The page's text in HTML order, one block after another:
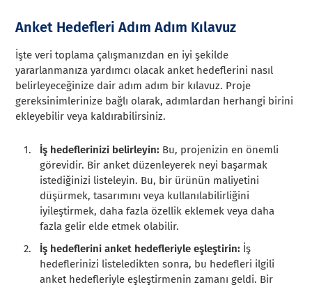
Anket Hedefleri Adım Adım Kılavuz
İşte veri toplama çalışmanızdan en iyi şekilde
yararlanmanıza yardımcı olacak anket hedeflerini nasıl
belirleyeceğinize dair adım adım bir kılavuz. Proje
gereksinimlerinize bağlı olarak, adımlardan herhangi birini
ekleyebilir veya kaldırabilirsiniz.
İş hedeflerinizi belirleyin: Bu, projenizin en önemli
görevidir. Bir anket düzenleyerek neyi başarmak
istediğinizi listeleyin. Bu, bir ürünün maliyetini
düşürmek, tasarımını veya kullanılabilirliğini
iyileştirmek, daha fazla özellik eklemek veya daha
fazla gelir elde etmek olabilir.
İş hedeflerini anket hedefleriyle eşleştirin: İş
hedeflerinizi listeledikten sonra, bu hedefleri ilgili
anket hedefleriyle eşleştirmenin zamanı geldi. Bir